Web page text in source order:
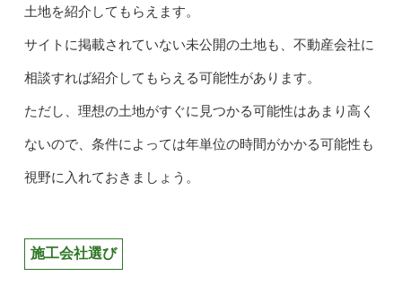
土地を紹介してもらえます。
サイトに掲載されていない未公開の土地も、不動産会社に
相談すれば紹介してもらえる可能性があります。
ただし、理想の土地がすぐに見つかる可能性はあまり高く
ないので、条件によっては年単位の時間がかかる可能性も
視野に入れておきましょう。
施工会社選び